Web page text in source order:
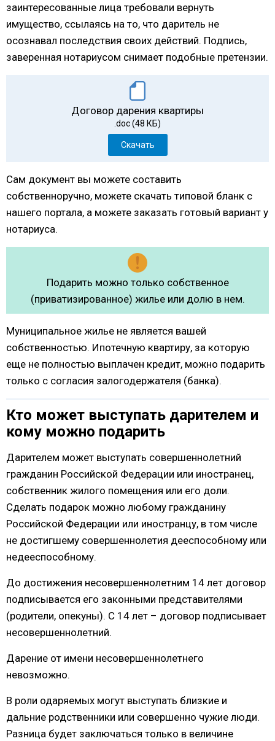
заинтересованные лица требовали вернуть
имущество, ссылаясь на то, что даритель не
осознавал последствия своих действий. Подпись,
заверенная нотариусом снимает подобные претензии.
Договор дарения квартиры
.doc (48 КБ)
Скачать
Сам документ вы можете составить
собственноручно, можете скачать типовой бланк с
нашего портала, а можете заказать готовый вариант у
нотариуса.
Подарить можно только собственное
(приватизированное) жилье или долю в нем.
Муниципальное жилье не является вашей
собственностью. Ипотечную квартиру, за которую
еще не полностью выплачен кредит, можно подарить
только с согласия залогодержателя (банка).
Кто может выступать дарителем и
кому можно подарить
Дарителем может выступать совершеннолетний
гражданин Российской Федерации или иностранец,
собственник жилого помещения или его доли.
Сделать подарок можно любому гражданину
Российской Федерации или иностранцу, в том числе
не достигшему совершеннолетия дееспособному или
недееспособному.
До достижения несовершеннолетним 14 лет договор
подписывается его законными представителями
(родители, опекуны). С 14 лет – договор подписывает
несовершеннолетний.
Дарение от имени несовершеннолетнего
невозможно.
В роли одаряемых могут выступать близкие и
дальние родственники или совершенно чужие люди.
Разница будет заключаться только в величине